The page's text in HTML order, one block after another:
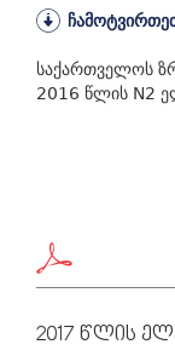
საქართველოს
2016 წლის N2
2017 Წლის